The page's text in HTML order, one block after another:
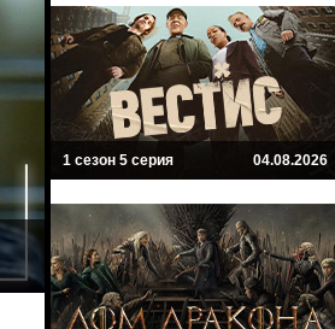
1 сезон 5 серия 04.08.2026